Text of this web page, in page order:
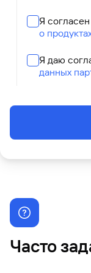
Я согласен
о
Я даю
данных
Часто